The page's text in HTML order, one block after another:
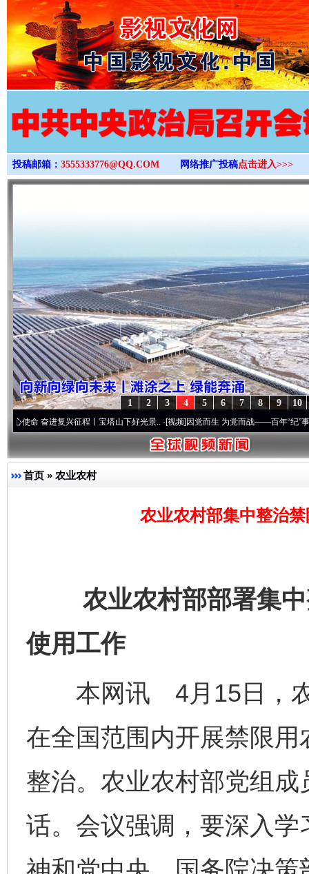
>
投稿邮箱： 3555333776@QQ.COM 网络推广投稿点击进入>>>
10
9
8
7
6
5
4
3
2
1
进复兴征程丨宝塔山下好光景..·[视频]因党而生 为党而战——百年“纪”事⑧加强纪
首页 » 农业农村
农业农村部集中整治
农业农村部部署集中
使用工作
本网讯 4月15日，农
在全国范围内开展禁限
整治。农业农村部党组
话。会议强调，要深入